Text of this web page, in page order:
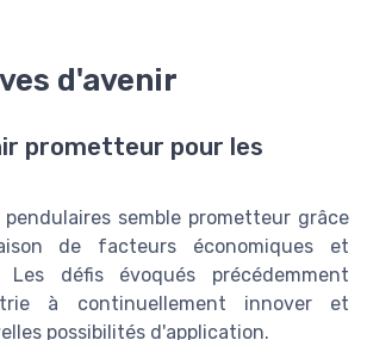
d'avenir
prometteur pour les
pendulaires semble prometteur grâce
de facteurs économiques et
Les défis évoqués précédemment
à continuellement innover et
possibilités d'application.